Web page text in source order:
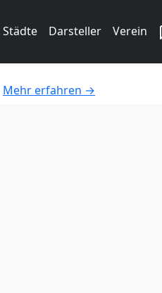
Städte Darsteller Verein
Mehr erfahren →